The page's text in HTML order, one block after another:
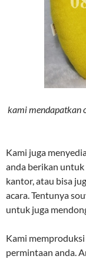
kami mendapatkan
Kami juga
anda berikan untuk
kantor, atau bisa
acara. Tentunya
untuk juga
Kami
permintaan anda.